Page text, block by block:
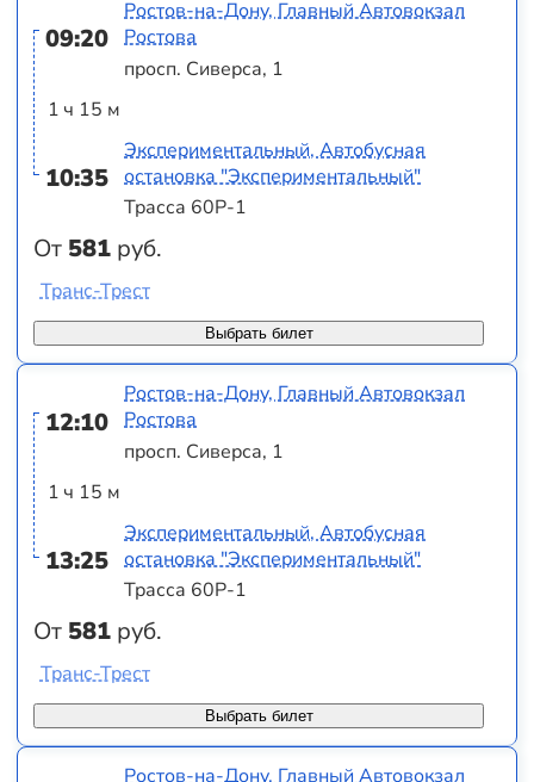
09:20
1 ч 15 м
10:35
От 581 руб.
Ростов-на-Дону, Главный Автовокзал
Ростова
просп. Сиверса, 1
Экспериментальный, Автобусная
остановка "Экспериментальный"
Трасса 60Р-1
Выбрать билет
Транс-Трест
12:10
1 ч 15 м
13:25
От 581 руб.
Ростов-на-Дону, Главный Автовокзал
Ростова
просп. Сиверса, 1
Экспериментальный, Автобусная
остановка "Экспериментальный"
Трасса 60Р-1
Выбрать билет
Транс-Трест
Ростов-на-Дону, Главный Автовокзал